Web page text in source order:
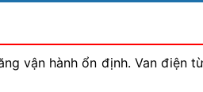
vận hành ổn định. Van điện